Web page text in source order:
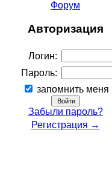
Форум
Авторизация
Логин:
Пароль:
запомнить меня
Забыли пароль?
Регистрация →